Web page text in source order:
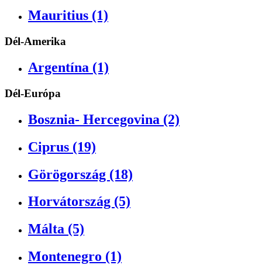
Mauritius (1)
Dél-Amerika
Argentína (1)
Dél-Európa
Bosznia- Hercegovina (2)
Ciprus (19)
Görögország (18)
Horvátország (5)
Málta (5)
Montenegro (1)